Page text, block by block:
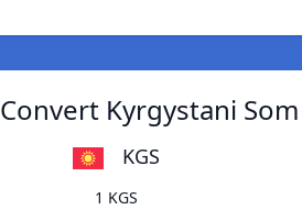
Convert Kyrgystani
KGS
1 KGS